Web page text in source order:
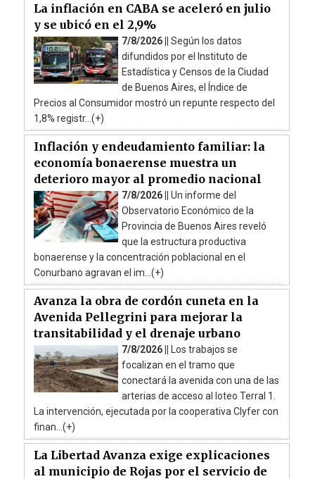
La inflación en CABA se aceleró en julio
y se ubicó en el 2,9%
7/8/2026 || Según los datos
difundidos por el Instituto de
Estadística y Censos de la Ciudad
de Buenos Aires, el Índice de
Precios al Consumidor mostró un repunte respecto del
1,8% registr...(+)
Inflación y endeudamiento familiar: la
economía bonaerense muestra un
deterioro mayor al promedio nacional
7/8/2026 || Un informe del
Observatorio Económico de la
Provincia de Buenos Aires reveló
que la estructura productiva
bonaerense y la concentración poblacional en el
Conurbano agravan el im...(+)
Avanza la obra de cordón cuneta en la
Avenida Pellegrini para mejorar la
transitabilidad y el drenaje urbano
7/8/2026 ||
Los trabajos se
focalizan en el tramo que
conectará la avenida con una de las
arterias de acceso al loteo Terral 1.
La intervención, ejecutada por la cooperativa Clyfer con
finan...(+)
La Libertad Avanza exige explicaciones
al municipio de Rojas por el servicio de